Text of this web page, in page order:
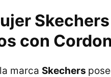
con
marca Skechers